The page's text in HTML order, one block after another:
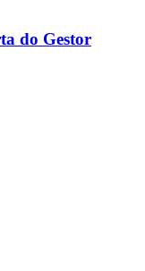
do Gestor